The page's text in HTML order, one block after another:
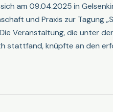
am 09.04.2025 in
und Praxis zur Tagung
Veranstaltung, die unter
stattfand, knüpfte an den